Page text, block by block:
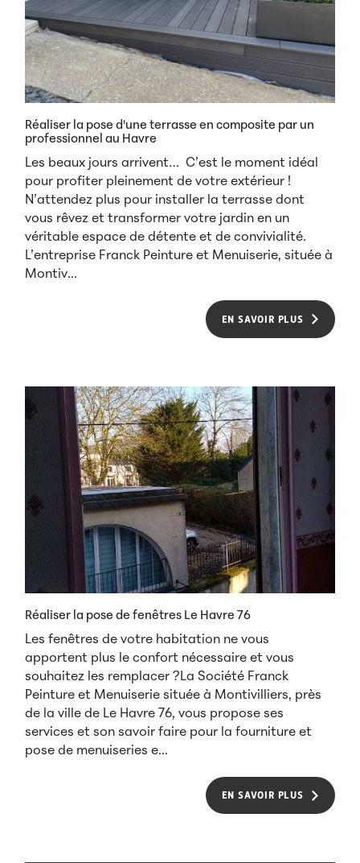
Réaliser la pose d'une terrasse en composite par un
professionnel au Havre
Les beaux jours arrivent… C’est le moment idéal
pour profiter pleinement de votre extérieur !
N’attendez plus pour installer la terrasse dont
vous rêvez et transformer votre jardin en un
véritable espace de détente et de convivialité.
L’entreprise Franck Peinture et Menuiserie, située à
Montiv...
EN SAVOIR PLUS
Réaliser la pose de fenêtres Le Havre 76
Les fenêtres de votre habitation ne vous
apportent plus le confort nécessaire et vous
souhaitez les remplacer ?La Société Franck
Peinture et Menuiserie située à Montivilliers, près
de la ville de Le Havre 76, vous propose ses
services et son savoir faire pour la fourniture et
pose de menuiseries e...
EN SAVOIR PLUS